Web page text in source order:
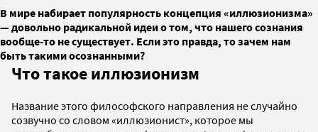
В мире набирает популярность концепция «иллюзионизма»
— довольно радикальной идеи о том, что нашего сознания
вообще-то не существует. Если это правда, то зачем нам
быть такими осознанными?
Что такое иллюзионизм
Название этого философского направления не случайно
созвучно со словом «иллюзионист», которое мы